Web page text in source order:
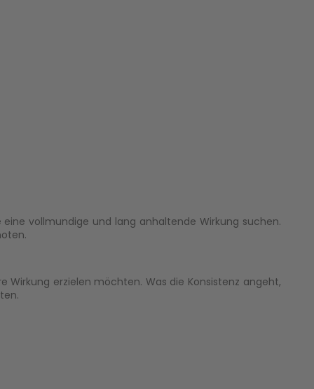
vollmundige und lang anhaltende Wirkung suchen.
Wirkung erzielen möchten. Was die Konsistenz angeht,